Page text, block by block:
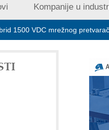
Kompanije u
mrežnog pretvarača sa tečnim